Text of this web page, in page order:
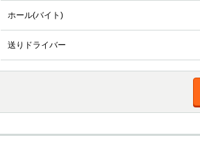
ホール(バイト)
送りドライバー